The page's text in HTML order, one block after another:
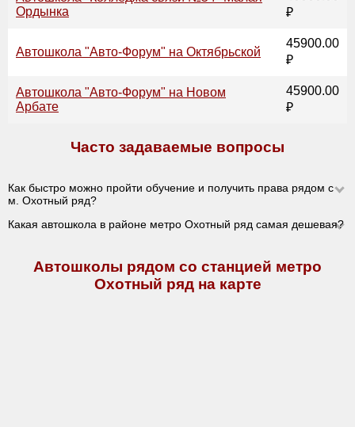
Ордынка
₽
Автошкола "Авто-Форум" на Октябрьской
45900.00
₽
Автошкола "Авто-Форум" на Новом
Арбате
45900.00
₽
Часто задаваемые вопросы
Как быстро можно пройти обучение и получить права рядом с
м. Охотный ряд?
Какая автошкола в районе метро Охотный ряд самая дешевая?
Автошколы рядом со станцией метро
Охотный ряд на карте